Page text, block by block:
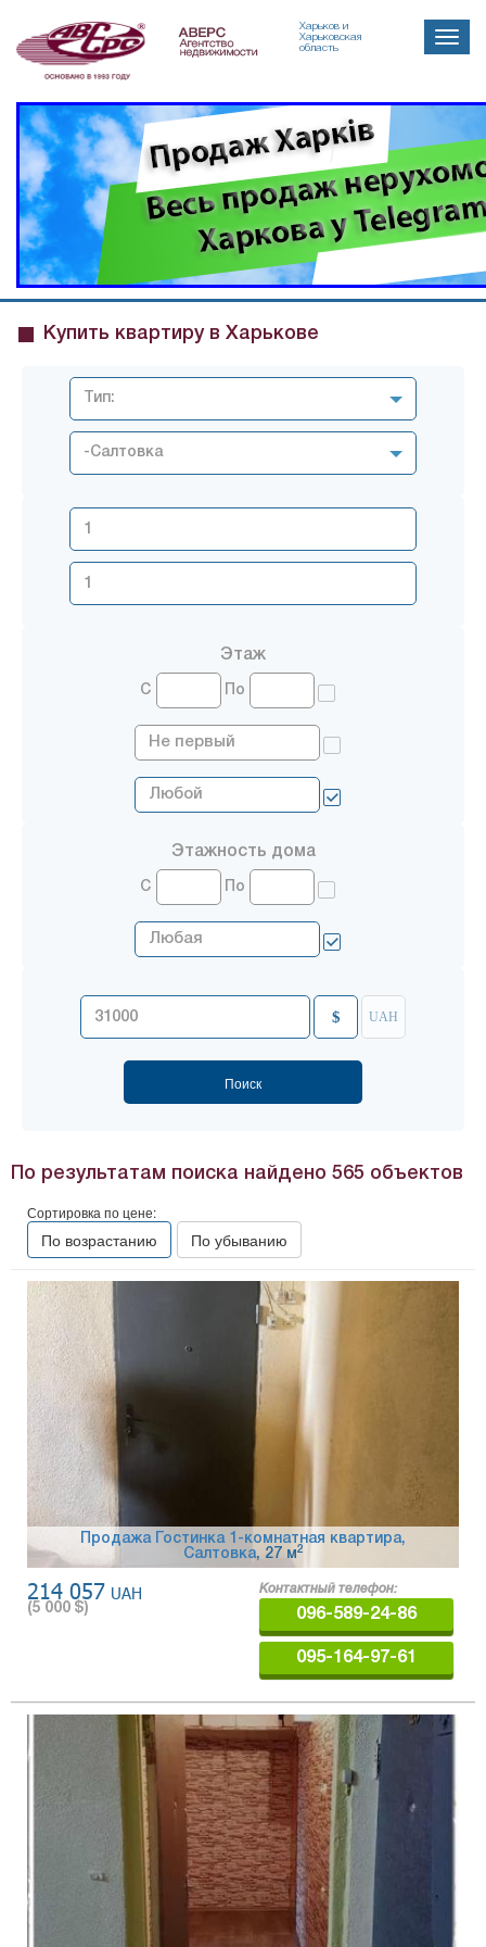
Харьков и
Харьковская
область
Toggle
Купить квартиру в Харькове
Тип:
-Салтовка
Этаж
С По
Этажность дома
С По
$ UAH
По результатам поиска найдено 565 объектов
Сортировка по цене:
По возрастанию По убыванию
Продажа Гостинка 1-комнатная квартира,
Салтовка, 27 м 2
214 057 UAH
(5 000 $)
Контактный телефон:
096-589-24-86
095-164-97-61